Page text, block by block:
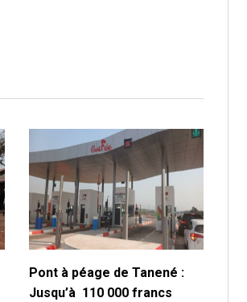
Pont à péage de Tanené :
Jusqu’à 110 000 francs